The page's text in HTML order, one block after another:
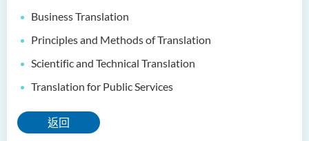
Business Translation
Principles and Methods of Translation
Scientific and Technical Translation
Translation for Public Services
返回